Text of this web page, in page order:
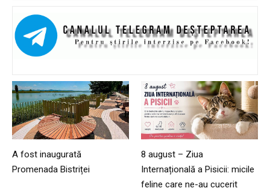
A fost inaugurată
Promenada Bistriței
8 august – Ziua
Internațională a Pisicii: micile
feline care ne-au cucerit